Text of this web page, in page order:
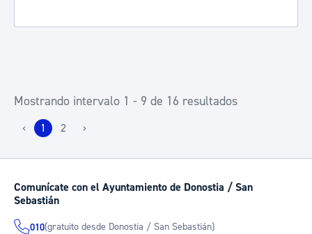
Mostrando intervalo 1 - 9 de 16 resultados
‹ 1 2 ›
Comunícate con el Ayuntamiento de Donostia / San
Sebastián
010(gratuito desde Donostia / San Sebastián)